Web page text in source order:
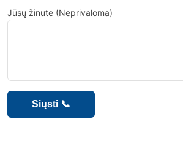
Jūsų žinute (Neprivaloma)